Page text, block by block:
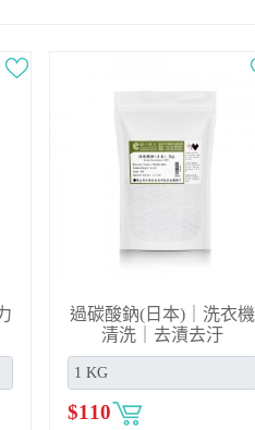
過碳酸鈉(日本)｜洗衣機
清洗｜去漬去汙
$110